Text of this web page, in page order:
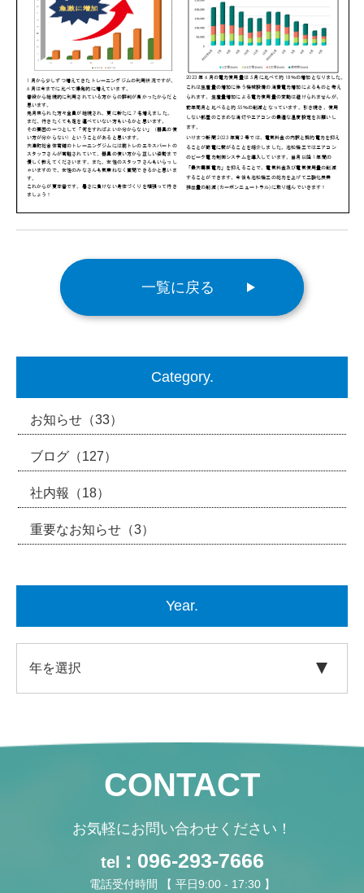
一覧に戻る
Category.
お知らせ （33）
ブログ （127）
社内報 （18）
重要なお知らせ （3）
Year.
CONTACT
お気軽にお問い合わせください！
tel : 096-293-7666
電話受付時間 【 平日9:00 - 17:30 】